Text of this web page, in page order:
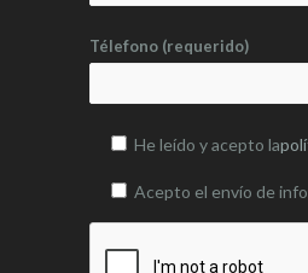
Télefono (requerido)
He leído y acepto la
Acepto el envío de